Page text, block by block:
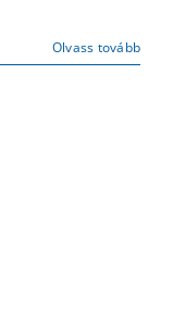
Olvass tovább